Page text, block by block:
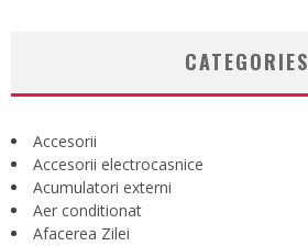
CATEGORIES
Accesorii
Accesorii electrocasnice
Acumulatori externi
Aer conditionat
Afacerea Zilei